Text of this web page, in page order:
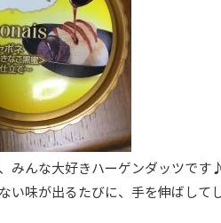
みんな大好きハーゲンダッツです♪
い味が出るたびに、手を伸ばして